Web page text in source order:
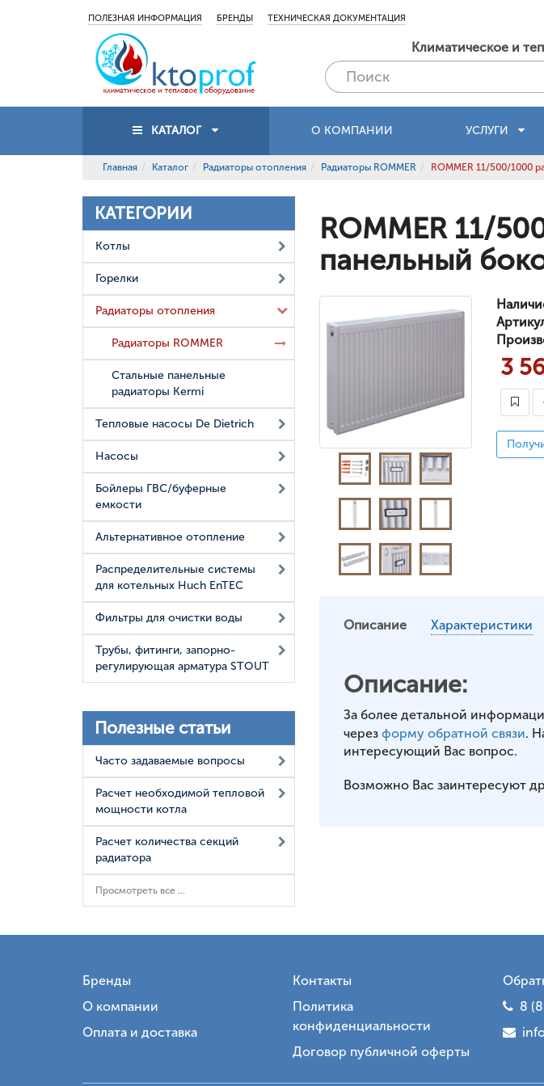
ПОЛЕЗНАЯ ИНФОРМАЦИЯ БРЕНДЫ ТЕХНИЧЕСКАЯ ДОКУМЕНТАЦИЯ
Климатическое и
КАТАЛОГ О КОМПАНИИ УСЛУГИ
Главная Каталог Радиаторы отопления Радиаторы ROMMER ROMMER 11/500/1000
КАТЕГОРИИ
Котлы
Горелки
Радиаторы отопления
Радиаторы ROMMER
Стальные панельные
радиаторы Kermi
Тепловые насосы De Dietrich
Насосы
Бойлеры ГВС/буферные
емкости
Альтернативное отопление
Распределительные системы
для котельных Huch EnTEC
Фильтры для очистки воды
Трубы, фитинги, запорно-
регулирующая арматура STOUT
Полезные статьи
Часто задаваемые вопросы
Расчет необходимой тепловой
мощности котла
Расчет количества секций
радиатора
Просмотреть все ...
ROMMER 11/
панельный
3
Описание Характеристики
Описание:
За более детальной
через форму обратной связи.
интересующий Вас вопрос.
Возможно Вас заинтересуют
Бренды
О компании
Оплата и доставка
Контакты
Политика
конфиденциальности
Договор публичной оферты
8